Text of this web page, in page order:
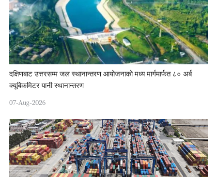
दक्षिणबाट उत्तरसम्म जल स्थानान्तरण आयोजनाको मध्य मार्गमार्फत ८० अर्ब
क्यूबिकमिटर पानी स्थानान्तरण
07-Aug-2026